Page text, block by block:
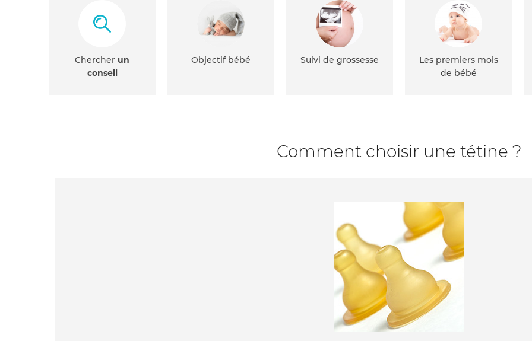
Chercher un
conseil
Objectif bébé Suivi de grossesse
Les premiers mois
de bébé
Comment choisir une tétine ?